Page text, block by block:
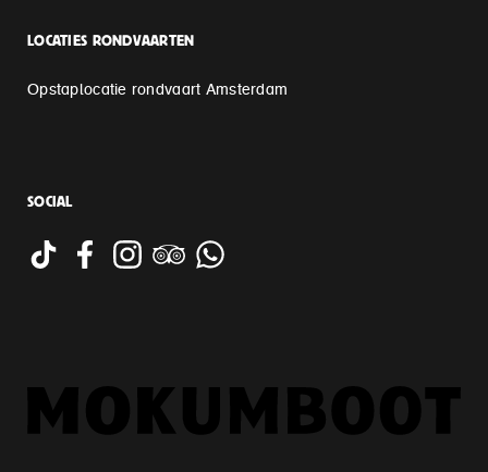
LOCATIES RONDVAARTEN
Opstaplocatie rondvaart Amsterdam
SOCIAL